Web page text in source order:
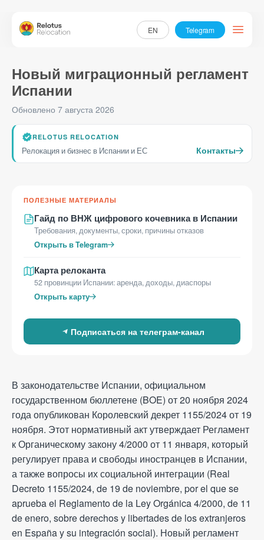
EN Telegram
Визы и ВНЖ
Стартап-виза в Испанию
Виза цифрового кочевника в Испании
Услуги
Регистрация бизнеса
Сопровождение заявок на гранты Испании
Подбор и оформление страховки для ВНЖ Испании
О нас
Блог
Отзывы
Электронная почта
Адрес офиса
46009, Valencia, C/ d'Agustí
Centelles Ossó (Fotògraf), 7
Позвоните нам
+34 960 73 05 36
Новый миграционный регламент
Испании
Обновлено 7 августа 2026
RELOTUS RELOCATION
Релокация и бизнес в Испании и ЕС Контакты
В законодательстве Испании, официальном
государственном бюллетене (BOE) от 20 ноября 2024
года опубликован Королевский декрет 1155/2024 от 19
ноября. Этот нормативный акт утверждает Регламент
к Органическому закону 4/2000 от 11 января, который
регулирует права и свободы иностранцев в Испании,
а также вопросы их социальной интеграции (Real
Decreto 1155/2024, de 19 de noviembre, por el que se
aprueba el Reglamento de la Ley Orgánica 4/2000, de 11
de enero, sobre derechos y libertades de los extranjeros
en España y su integración social). Новый регламент
ПОЛЕЗНЫЕ МАТЕРИАЛЫ
Гайд по ВНЖ цифрового кочевника в Испании
Требования, документы, сроки, причины отказов
Открыть в Telegram
Карта релоканта
52 провинции Испании: аренда, доходы, диаспоры
Открыть карту
Подписаться на телеграм‑канал